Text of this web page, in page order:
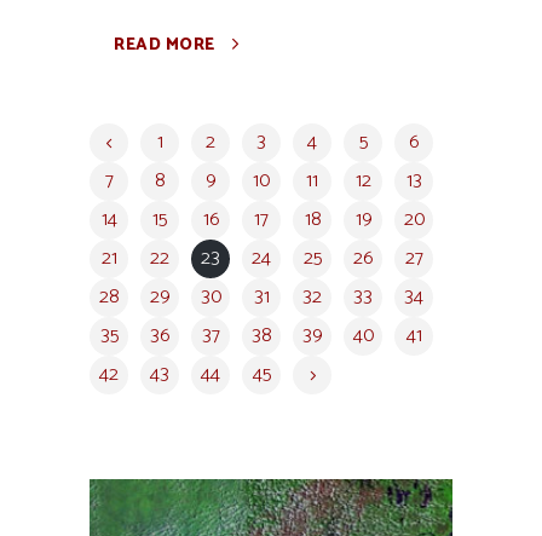
READ MORE
1 2 3 4 5
6
7
8 9 10 11 12
13
14
15 16 17 18 19
20
21
22 23 24 25 26
27
28
29 30 31 32 33
34
35
36 37 38 39 40
41
42
43 44 45